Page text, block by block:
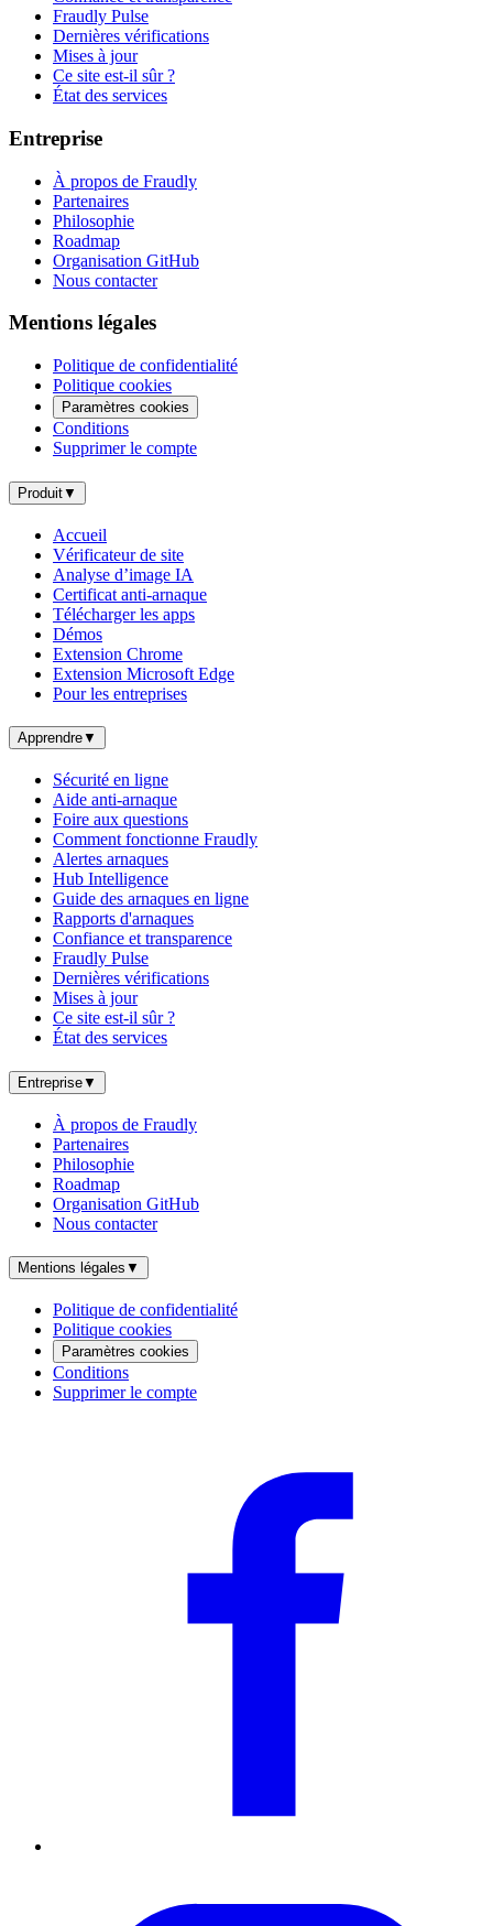
Fraudly Pulse
Dernières vérifications
Mises à jour
Ce site est-il sûr ?
État des services
Entreprise
À propos de Fraudly
Partenaires
Philosophie
Roadmap
Organisation GitHub
Nous contacter
Mentions légales
Politique de confidentialité
Politique cookies
Paramètres cookies
Conditions
Supprimer le compte
Produit▼
Accueil
Vérificateur de site
Analyse d’image IA
Certificat anti-arnaque
Télécharger les apps
Démos
Extension Chrome
Extension Microsoft Edge
Pour les entreprises
Apprendre▼
Sécurité en ligne
Aide anti-arnaque
Foire aux questions
Comment fonctionne Fraudly
Alertes arnaques
Hub Intelligence
Guide des arnaques en ligne
Rapports d'arnaques
Confiance et transparence
Fraudly Pulse
Dernières vérifications
Mises à jour
Ce site est-il sûr ?
État des services
Entreprise▼
À propos de Fraudly
Partenaires
Philosophie
Roadmap
Organisation GitHub
Nous contacter
Mentions légales ▼
Politique de confidentialité
Politique cookies
Paramètres cookies
Conditions
Supprimer le compte